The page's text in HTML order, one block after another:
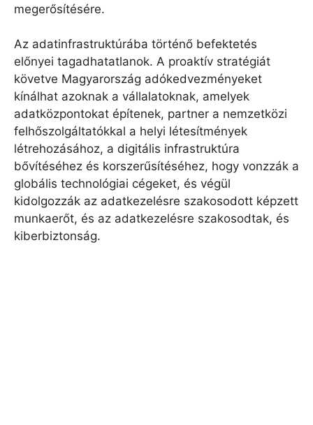
megerősítésére.
Az adatinfrastruktúrába történő befektetés
előnyei tagadhatatlanok. A proaktív stratégiát
követve Magyarország adókedvezményeket
kínálhat azoknak a vállalatoknak, amelyek
adatközpontokat építenek, partner a nemzetközi
felhőszolgáltatókkal a helyi létesítmények
létrehozásához, a digitális infrastruktúra
bővítéséhez és korszerűsítéséhez, hogy vonzzák a
globális technológiai cégeket, és végül
kidolgozzák az adatkezelésre szakosodott képzett
munkaerőt, és az adatkezelésre szakosodtak, és
kiberbiztonság.